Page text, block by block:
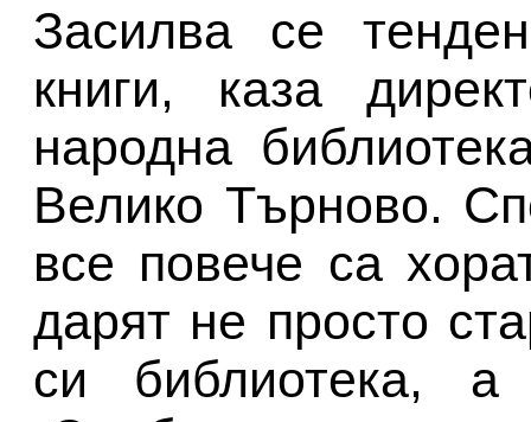
Засилва се
книги, каза
народна
Велико Търново.
все повече са
дарят не просто
си библиотека,